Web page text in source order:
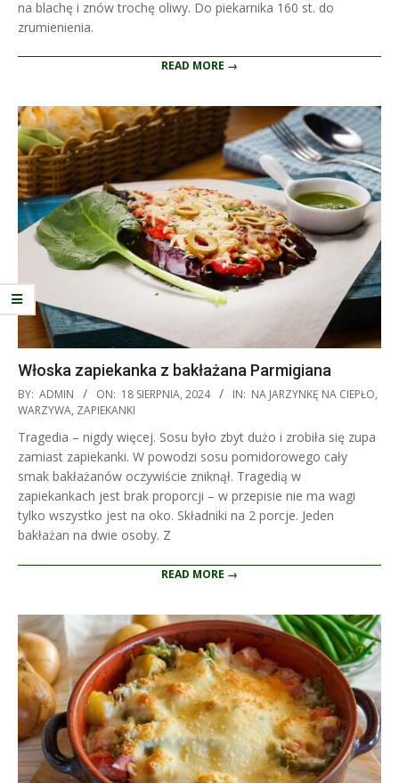
na blachę i znów trochę oliwy. Do piekarnika 160 st. do
zrumienienia.
READ MORE →
Włoska zapiekanka z bakłażana Parmigiana
2024-
08-
18
BY: ADMIN ON: 18 SIERPNIA, 2024 IN: NA JARZYNKĘ NA CIEPŁO,
WARZYWA, ZAPIEKANKI
Tragedia – nigdy więcej. Sosu było zbyt dużo i zrobiła się zupa
zamiast zapiekanki. W powodzi sosu pomidorowego cały
smak bakłażanów oczywiście zniknął. Tragedią w
zapiekankach jest brak proporcji – w przepisie nie ma wagi
tylko wszystko jest na oko. Składniki na 2 porcje. Jeden
bakłażan na dwie osoby. Z
READ MORE →